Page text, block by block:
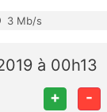
3 Mb/s
à 00h13
+ -